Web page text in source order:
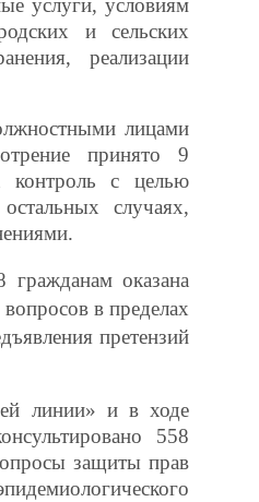
услуги, условиям
и сельских
реализации
лицами
принято 9
контроль с целью
случаях,
.
гражданамоказана
в пределах
претензий
линии» и в ходе
558
защиты прав